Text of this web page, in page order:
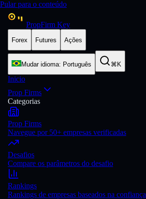
Pular para o conteúdo
PropFirm Key
Forex Futures Ações
Mudar idioma: Português ⌘K
Inicio
Prop Firms
Categorias
Prop Firms
Navegue por 50+ empresas verificadas
Desafios
Compare os parâmetros do desafio
Rankings
Rankings de empresas baseados na confiança